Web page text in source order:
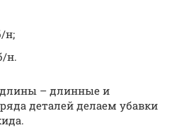
н;
н.
– длинные и
деталей делаем убавки